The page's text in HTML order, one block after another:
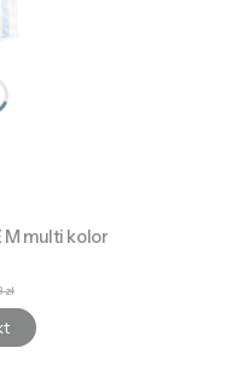
M multi kolor
zł